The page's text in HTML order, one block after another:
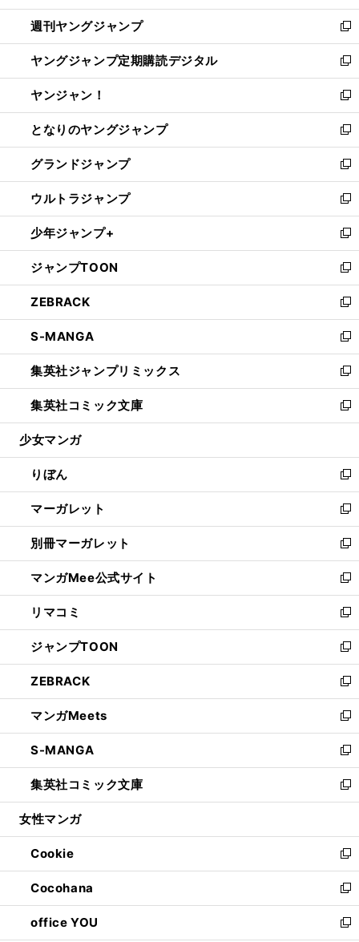
開
く
ウ
で
開
く
ン
ド
ウ
で
開
く
ウ
ィ
ン
ド
ウ
で
開
く
週刊ヤングジャンプ
新
し
い
ウ
ィ
ン
ド
ウ
で
開
く
ヤングジャンプ定期購読デジタル
新
し
い
ウ
ィ
ン
ド
ウ
で
開
く
ヤンジャン！
新
し
い
ウ
ィ
ン
ド
ウ
で
開
く
となりのヤングジャンプ
新
し
い
ウ
ィ
ン
ド
ウ
で
開
く
グランドジャンプ
新
し
い
ウ
ィ
ン
ド
ウ
で
開
く
ウルトラジャンプ
新
し
い
ウ
ィ
ン
ド
ウ
で
開
く
少年ジャンプ+
新
し
い
ウ
ィ
ン
ド
ウ
で
開
く
ジャンプTOON
新
し
い
ウ
ィ
ン
ド
ウ
で
開
ZEBRACK
新
し
い
ウ
ィ
ン
ド
ウ
開
く
S-MANGA
新
し
い
ウ
ィ
ン
ウ
で
開
く
集英社ジャンプリミックス
新
し
い
ウ
ン
ド
ウ
で
開
く
集英社コミック文庫
新
し
ウ
ィ
ン
ド
ウ
で
開
く
少女マンガ
りぼん
新
し
い
ウ
ィ
ン
ド
ウ
で
開
く
マーガレット
新
し
い
ウ
ィ
ン
ド
ウ
で
開
く
別冊マーガレット
新
し
い
ウ
ィ
ン
ド
ウ
で
開
く
マンガMee公式サイト
新
し
い
ウ
ィ
ン
ド
ウ
で
開
く
リマコミ
新
し
い
ウ
ィ
ン
ド
ウ
で
開
く
ジャンプTOON
新
し
い
ウ
ィ
ン
ド
ウ
で
開
ZEBRACK
新
し
い
ウ
ィ
ン
ド
ウ
開
く
マンガMeets
新
し
い
ウ
ィ
ン
ウ
で
開
く
S-MANGA
新
し
い
ウ
ン
ド
ウ
で
開
く
集英社コミック文庫
新
し
ウ
ィ
ン
ド
ウ
で
女性マンガ
Cookie
新
し
い
ウ
ィ
Cocohana
新
し
い
office YOU
新